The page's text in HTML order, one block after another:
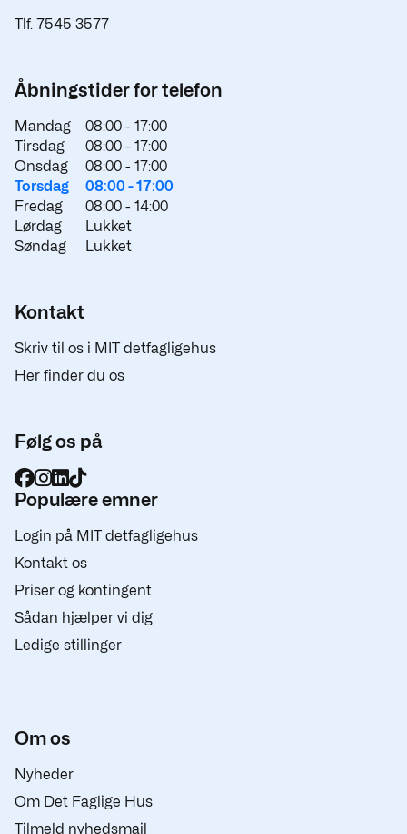
Tlf. 7545 3577
Åbningstider for telefon
Mandag 08:00 - 17:00
Tirsdag
08:00 - 17:00
Onsdag
08:00 - 17:00
Torsdag
08:00 -17:00
Fredag
08:00 - 14:00
Lørdag
Lukket
Søndag
Lukket
Kontakt
Skriv til os i MIT detfagligehus
Her finder du os
Følg os på
Populære emner
Login på MIT detfagligehus
Kontakt os
Priser og kontingent
Sådan hjælper vi dig
Ledige stillinger
Om os
Nyheder
Om Det Faglige Hus
Tilmeld nyhedsmail